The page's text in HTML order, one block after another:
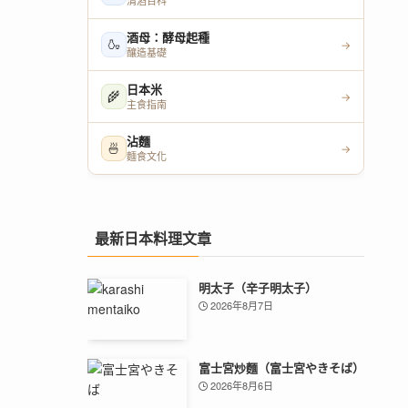
🍶 酒母：酵母起種
釀造基礎
→
🌾 日本米
主食指南
→
🍜 沾麵
麵食文化
→
最新日本料理文章
明太子（辛子明太子）
2026年8月7日
富士宮炒麵（富士宮やきそば）
2026年8月6日